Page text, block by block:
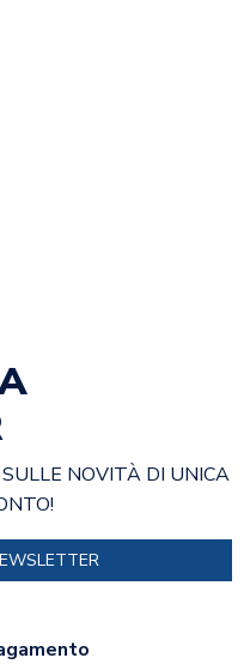
NOVITÀ DI UNICA